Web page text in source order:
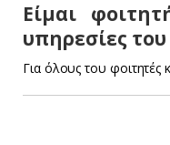
Είμαι
υπηρεσίες
Για όλους του